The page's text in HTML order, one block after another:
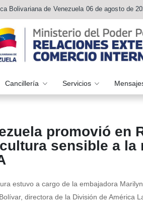
Bolivariana de Venezuela 06 de agosto de
Cancillería Servicios
promovió en
sensible a la
estuvo a cargo de la embajadora
directora de la División de América